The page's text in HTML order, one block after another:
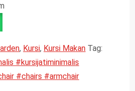
, Kursi, Kursi Makan Tag:
#kursijatiminimalis
#chairs #armchair